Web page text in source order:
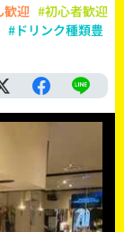
歓迎 #初心者歓迎
#ドリンク種類豊